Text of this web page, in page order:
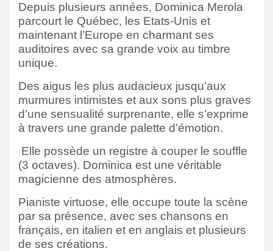
Depuis plusieurs années, Dominica Merola
parcourt le Québec, les Etats-Unis et
maintenant l’Europe en charmant ses
auditoires avec sa grande voix au timbre
unique.
Des aigus les plus audacieux jusqu’aux
murmures intimistes et aux sons plus graves
d’une sensualité surprenante, elle s’exprime
à travers une grande palette d’émotion.
Elle possède un registre à couper le souffle
(3 octaves). Dominica est une véritable
magicienne des atmosphères.
Pianiste virtuose, elle occupe toute la scène
par sa présence, avec ses chansons en
français, en italien et en anglais et plusieurs
de ses créations.